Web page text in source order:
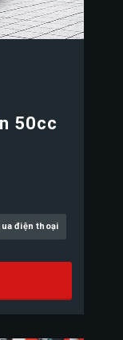
50cc
điện thoại